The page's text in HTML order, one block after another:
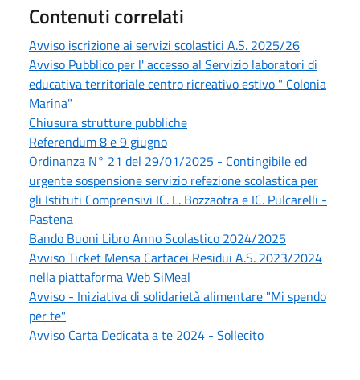
Contenuti correlati
Avviso iscrizione ai servizi scolastici A.S. 2025/26
Avviso Pubblico per l' accesso al Servizio laboratori di
educativa territoriale centro ricreativo estivo " Colonia
Marina"
Chiusura strutture pubbliche
Referendum 8 e 9 giugno
Ordinanza N° 21 del 29/01/2025 - Contingibile ed
urgente sospensione servizio refezione scolastica per
gli Istituti Comprensivi IC. L. Bozzaotra e IC. Pulcarelli -
Pastena
Bando Buoni Libro Anno Scolastico 2024/2025
Avviso Ticket Mensa Cartacei Residui A.S. 2023/2024
nella piattaforma Web SiMeal
Avviso - Iniziativa di solidarietà alimentare "Mi spendo
per te"
Avviso Carta Dedicata a te 2024 - Sollecito